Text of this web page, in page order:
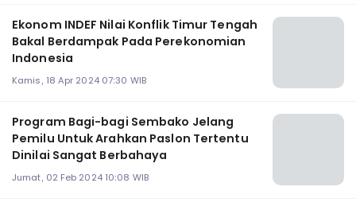
Ekonom INDEF Nilai Konflik Timur Tengah
Bakal Berdampak Pada Perekonomian
Indonesia
Kamis, 18 Apr 2024 07:30 WIB
Program Bagi-bagi Sembako Jelang
Pemilu Untuk Arahkan Paslon Tertentu
Dinilai Sangat Berbahaya
Jumat, 02 Feb 2024 10:08 WIB